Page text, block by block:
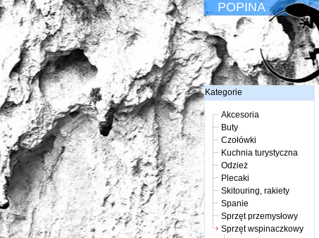
POPINA
Kategorie
Akcesoria
Buty
Czołówki
Kuchnia turystyczna
Odzież
Plecaki
Skitouring, rakiety
Spanie
Sprzęt przemysłowy
Sprzęt wspinaczkowy